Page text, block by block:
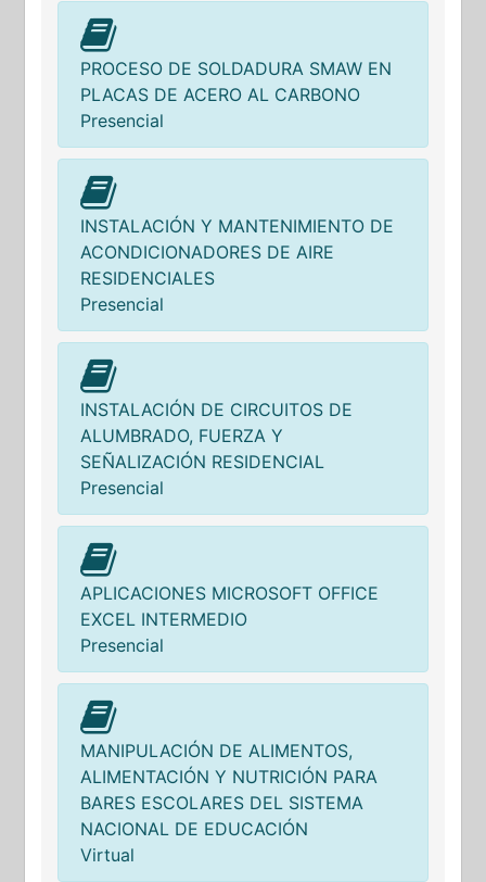
PROCESO DE SOLDADURA SMAW EN
PLACAS DE ACERO AL CARBONO
Presencial
INSTALACIÓN Y MANTENIMIENTO DE
ACONDICIONADORES DE AIRE
RESIDENCIALES
Presencial
INSTALACIÓN DE CIRCUITOS DE
ALUMBRADO, FUERZA Y
SEÑALIZACIÓN RESIDENCIAL
Presencial
APLICACIONES MICROSOFT OFFICE
EXCEL INTERMEDIO
Presencial
MANIPULACIÓN DE ALIMENTOS,
ALIMENTACIÓN Y NUTRICIÓN PARA
BARES ESCOLARES DEL SISTEMA
NACIONAL DE EDUCACIÓN
Virtual